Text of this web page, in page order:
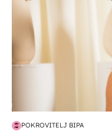
POKROVITELJ BIPA